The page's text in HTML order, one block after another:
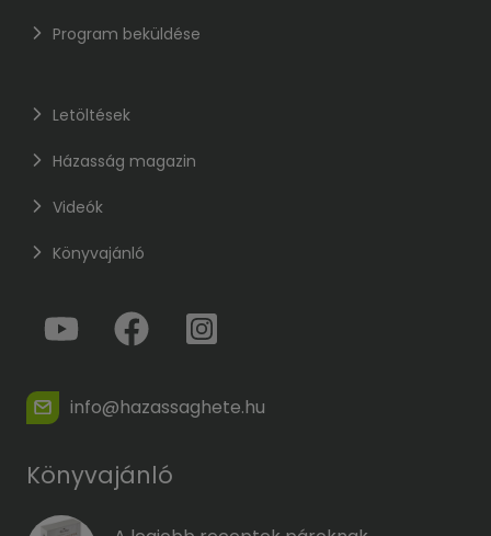
Program beküldése
Letöltések
Házasság magazin
Videók
Könyvajánló
info@hazassaghete.hu
Könyvajánló